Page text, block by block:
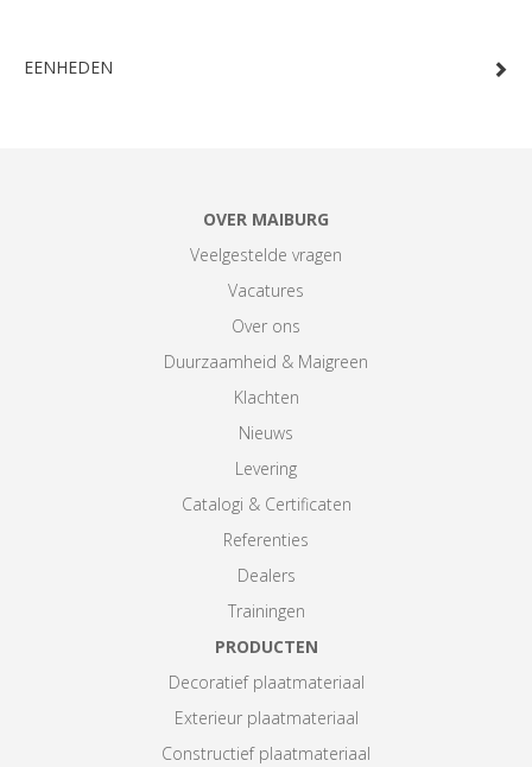
EENHEDEN
OVER MAIBURG
Veelgestelde vragen
Vacatures
Over ons
Duurzaamheid & Maigreen
Klachten
Nieuws
Levering
Catalogi & Certificaten
Referenties
Dealers
Trainingen
PRODUCTEN
Decoratief plaatmateriaal
Exterieur plaatmateriaal
Constructief plaatmateriaal